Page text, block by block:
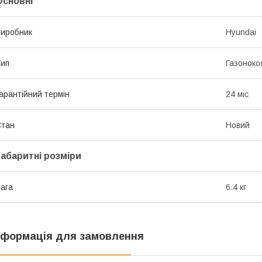
Hyundai
термін 24 міс
Новий
розміри
6.4 кг
для замовлення